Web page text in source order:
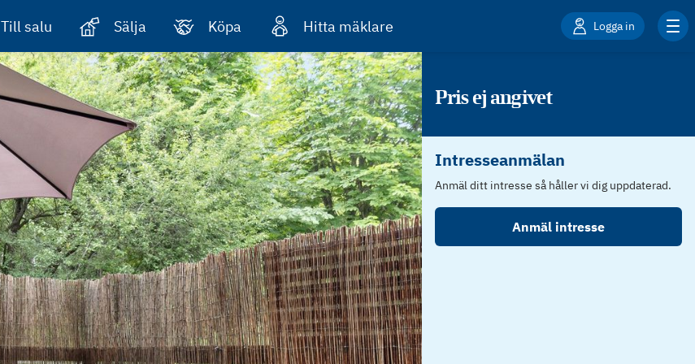
Till salu Sälja Köpa Hitta mäklare Logga in
Pris ej angivet
Intresseanmälan
Anmäl ditt intresse så håller vi dig uppdaterad.
Anmäl intresse